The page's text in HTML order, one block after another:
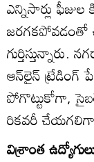
ఎన్నిసార్లు
జరగకపోవడంతో
ఆన్‌లైన్‌ ట్రేడింగ్‌
పోగొట్టుకోగా,
రికవరీ
విశ్రాంత